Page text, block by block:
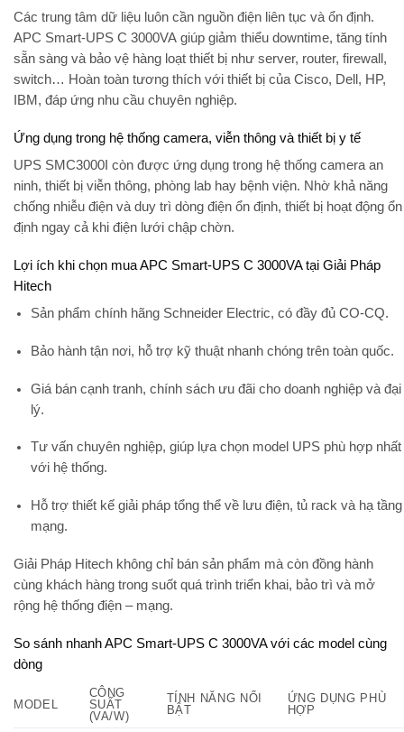
Các trung tâm dữ liệu luôn cần nguồn điện liên tục và ổn định.
APC Smart-UPS C 3000VA giúp giảm thiểu downtime, tăng tính
sẵn sàng và bảo vệ hàng loạt thiết bị như server, router, firewall,
switch… Hoàn toàn tương thích với thiết bị của Cisco, Dell, HP,
IBM , đáp ứng nhu cầu chuyên nghiệp.
Ứng dụng trong hệ thống camera, viễn thông và thiết bị y tế
UPS SMC3000I còn được ứng dụng trong hệ thống camera an
ninh, thiết bị viễn thông, phòng lab hay bệnh viện. Nhờ khả năng
chống nhiễu điện và duy trì dòng điện ổn định, thiết bị hoạt động ổn
định ngay cả khi điện lưới chập chờn.
Lợi ích khi chọn mua APC Smart-UPS C 3000VA tại Giải Pháp
Hitech
Sản phẩm chính hãng Schneider Electric, có đầy đủ CO-CQ.
Bảo hành tận nơi, hỗ trợ kỹ thuật nhanh chóng trên toàn quốc.
Giá bán cạnh tranh, chính sách ưu đãi cho doanh nghiệp và đại
lý.
Tư vấn chuyên nghiệp, giúp lựa chọn model UPS phù hợp nhất
với hệ thống.
Hỗ trợ thiết kế giải pháp tổng thểvề lưu điện, tủ rack và hạ tầng
mạng.
Giải Pháp Hitech không chỉ bán sản phẩm mà còn đồng hành
cùng khách hàng trong suốt quá trình triển khai, bảo trì và mở
rộng hệ thống điện – mạng.
So sánh nhanh APC Smart-UPS C 3000VA với các model cùng
dòng
MODEL
CÔNG
SUẤT
(VA/W)
TÍNH NĂNG NỔI
BẬT
ỨNG DỤNG PHÙ
HỢP